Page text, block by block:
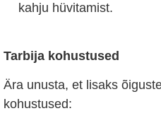
kahju hüvitamist.
Tarbija kohustused
Ära unusta, et lisaks
kohustused: